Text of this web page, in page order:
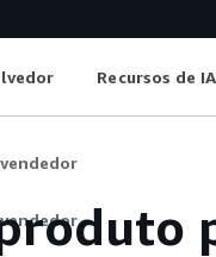
Recursos de IA